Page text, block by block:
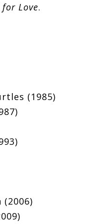
Love.
(1985)